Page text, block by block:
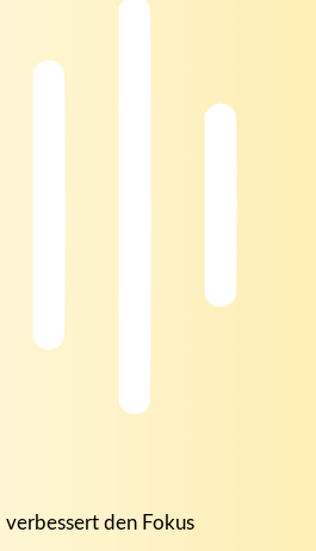
verbessert den Fokus